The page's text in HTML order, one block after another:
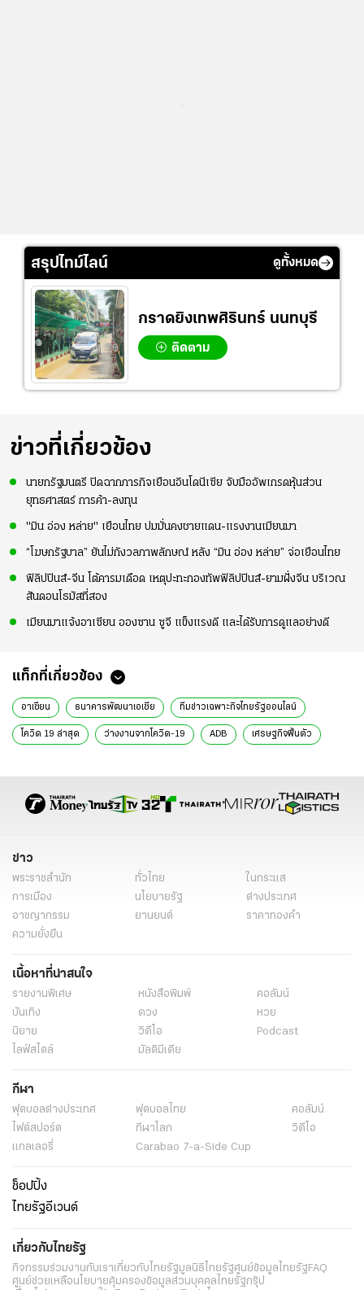
สรุปไทม์ไลน์ ดูทั้งหมด
กราดยิงเทพศิรินทร์ นนทบุรี
ติดตาม
ข่าวที่เกี่ยวข้อง
นายกรัฐมนตรี ปิดฉากภารกิจเยือนอินโดนีเซีย จับมืออัพเกรดหุ้นส่วน
ยุทธศาสตร์ การค้า-ลงทุน
"มิน อ่อง หล่าย" เยือนไทย ปมมั่นคงชายแดน-แรงงานเมียนมา
“โฆษกรัฐบาล” ยันไม่กังวลภาพลักษณ์ หลัง “มิน อ่อง หล่าย” จ่อเยือนไทย
ฟิลิปปินส์-จีน โต้คารมเดือด เหตุปะทะกองทัพฟิลิปปินส์-ยามฝั่งจีน บริเวณ
สันดอนโธมัสที่สอง
เมียนมาแจ้งอาเซียน อองซาน ซูจี แข็งแรงดี และได้รับการดูแลอย่างดี
แท็กที่เกี่ยวข้อง
อาเซียน ธนาคารพัฒนาเอเชีย ทีมข่าวเฉพาะกิจไทยรัฐออนไลน์
โควิด 19 ล่าสุด ว่างงานจากโควิด-19 ADB เศรษฐกิจฟื้นตัว
ข่าว
พระราชสำนัก ทั่วไทย
ในกระแส
การเมือง
นโยบายรัฐ
ต่างประเทศ
อาชญากรรม
ยานยนต์
ราคาทองคำ
ความยั่งยืน
เนื้อหาที่น่าสนใจ
รายงานพิเศษ หนังสือพิมพ์
คอลัมน์
บันเทิง
ดวง
หวย
นิยาย
วิดีโอ
Podcast
ไลฟ์สไตล์
มัลติมีเดีย
กีฬา
ฟุตบอลต่่างประเทศ ฟุตบอลไทย
คอลัมน์
ไฟต์สปอร์ต
กีฬาโลก
วิดีโอ
แกลเลอรี่
Carabao 7-a-Side Cup
ช็อปปิ้ง
ไทยรัฐอีเวนต์
เกี่ยวกับไทยรัฐ
กิจกรรมร่วมงานกับเราเกี่ยวกับไทยรัฐมูลนิธิไทยรัฐศูนย์ข้อมูลไทยรัฐFAQ
ศูนย์ช่วยเหลือนโยบายคุ้มครองข้อมูลส่วนบุคคลไทยรัฐกรุ๊ป